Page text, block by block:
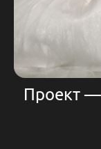
Проект —